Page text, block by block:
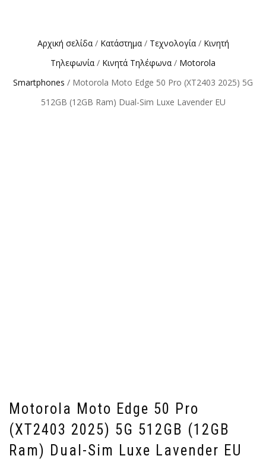
Αρχική σελίδα/ Κατάστημα/ Τεχνολογία/ Κινητή
Τηλεφωνία / Κινητά Τηλέφωνα / Motorola
Smartphones / Motorola Moto Edge 50 Pro (XT2403 2025) 5G
512GB (12GB Ram) Dual-Sim Luxe Lavender EU
Motorola Moto Edge 50 Pro
(XT2403 2025) 5G 512GB (12GB
Ram) Dual-Sim Luxe Lavender EU